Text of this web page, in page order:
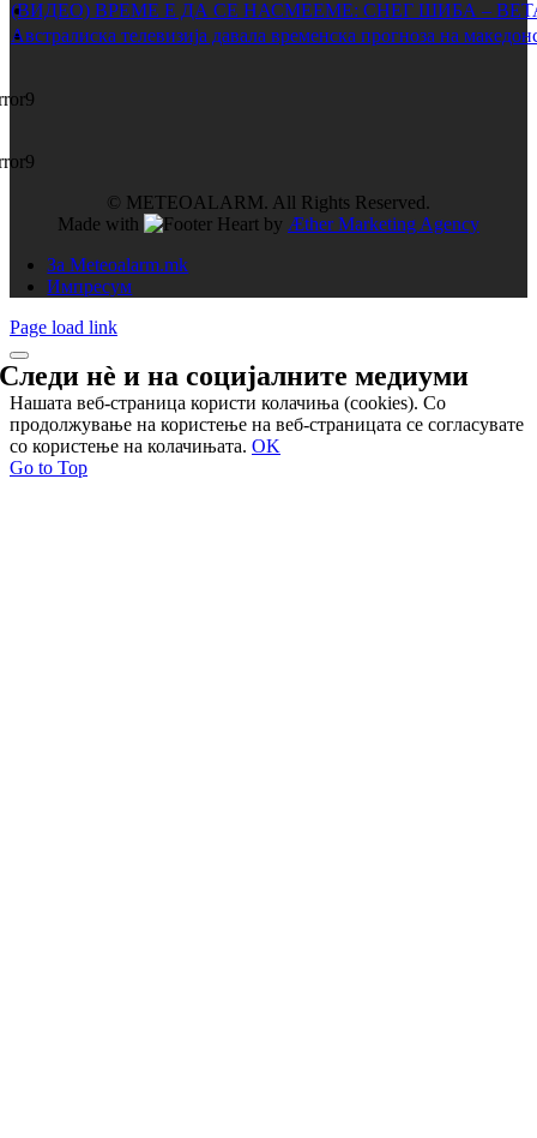
(ВИДЕО) ВРЕМЕ Е ДА СЕ НАСМЕЕМЕ: СНЕГ ШИБА –
Австралиска телевизија давала временска прогноза на
© METEOALARM. All Rights Reserved.
Made with
by Æther Marketing Agency
За Meteoalarm.mk
Импресум
Page load link
Следи нѐ и насоцијалните медиуми
Нашата веб-страница користи колачиња (cookies). Со
продолжување на користење на веб-страницата се согласувате
со користење на колачињата. OK
Go to Top